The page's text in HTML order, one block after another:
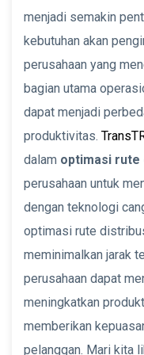
menjadi semakin
kebutuhan akan
perusahaan yang
bagian utama
dapat menjadi
produktivitas.
dalam optimasi rute
perusahaan untuk
dengan teknologi
optimasi rute
meminimalkan jarak
perusahaan dapat
meningkatkan
memberikan
pelanggan. Mari kita